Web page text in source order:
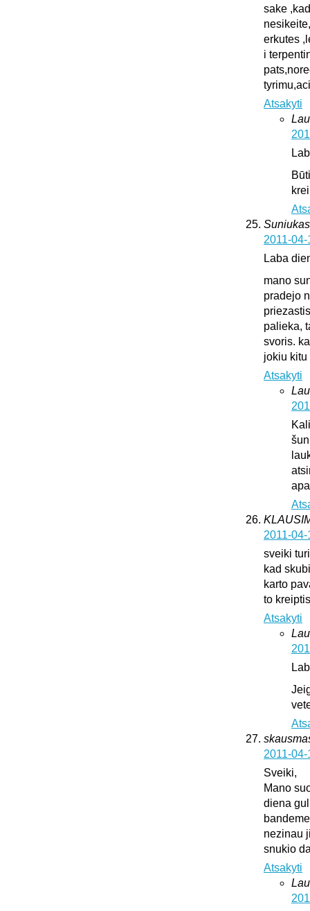
sake
erkutes
i
Atsakyti
2011-
Laba
mano
pradejo
palieka,
svoris.
jokiu kitu
Atsakyti
2011-
sveiki
kad
karto
to
Atsakyti
2011-
Sveiki,
Mano
diena
nezinau
snukio
Atsakyti